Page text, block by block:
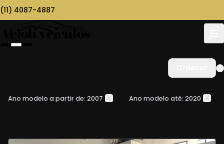
(11) 4087-4887
Ano modelo a partir de: 2007 Ano modelo até: 2020